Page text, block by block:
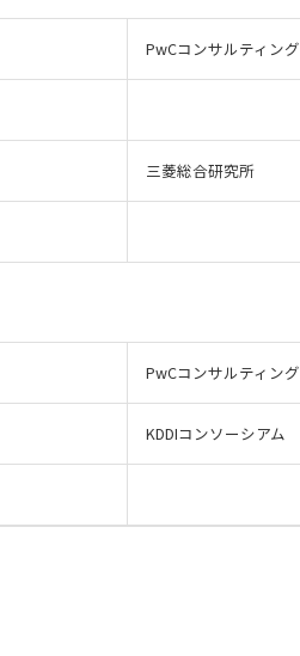
PwCコンサルティング
三菱総合研究所
PwCコンサルティング
KDDIコンソーシアム